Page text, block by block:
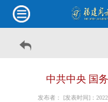
中共中央 国
发布者： [发表时间]：